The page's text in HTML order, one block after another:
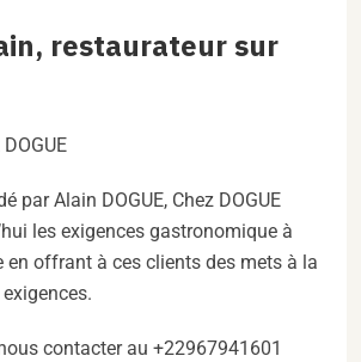
restaurateur sur
par Alain DOGUE, Chez DOGUE
les exigences gastronomique à
en offrant à ces clients des mets à la
contacter au +22967941601